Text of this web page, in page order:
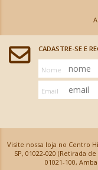
CADASTRE-SE E
Nome
Email
Visite nossa loja no Centro
SP, 01022-020 (Retirada
01021-100,